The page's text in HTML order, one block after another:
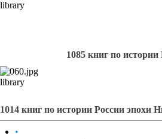
library
1085 книг по
library
1014 книг по истории России эпохи
•